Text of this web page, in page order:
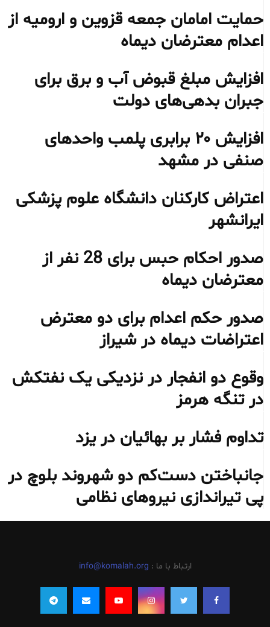
حمایت امامان جمعه قزوین و ارومیه از
اعدام معترضان دیماه
افزایش مبلغ قبوض آب و برق برای
جبران بدهی‌های دولت
افزایش ۲۰ برابری پلمب واحدهای
صنفی در مشهد
اعتراض کارکنان دانشگاه علوم پزشکی
ایرانشهر
صدور احکام حبس برای 28 نفر از
معترضان دیماه
صدور حکم اعدام برای دو معترض
اعتراضات دیماه در شیراز
وقوع دو انفجار در نزدیکی یک نفتکش
در تنگه هرمز
تداوم فشار بر بهائیان در یزد
جانباختن دست‌کم دو شهروند بلوچ در
پی تیراندازی نیروهای نظامی
ارتباط با ما : info@komalah.org